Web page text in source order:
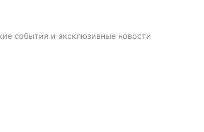
события и эксклюзивные новости